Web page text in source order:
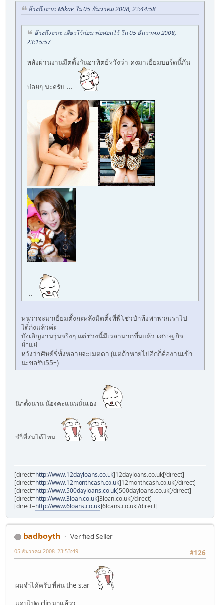
อ้างถึงจาก: Mikae ใน 05 ธันวาคม 2008, 23:44:58
อ้างถึงจาก: เสียวไว้ก่อน พ่อสอนไว้ ใน 05 ธันวาคม 2008,
23:15:57
หลังผ่านงานมีตติ้งวันอาทิตย์หวังว่า คงมาเยี่ยมบอร์ดนี้กัน
บ่อยๆ นะครับ ...
...
หนูว่าจะมาเยี่ยมตั้งกะหลังมีตติ้งที่พี่โชวบักท้งพาพวกเราไป
ไต้ก๋งแล้วค่ะ
บังเอิญงานวุ่นจริงๆ แต่ช่วงนี้มีเวลามากขึ้นแล้ว เศรษฐกิจ
ย่ำแย่
หวังว่าศิษย์พี่ทั้งหลายจะเมตตา (แต่ถ้าหายไปอีกก็คืองานเข้า
นะขอรับ55+)
นึกตั้งนาน น้องคะแนนนั่นเอง
จำี่พี่สนได้ไหม
[direct=http://www.12dayloans.co.uk]12dayloans.co.uk[/direct]
[direct=http://www.12monthcash.co.uk]12monthcash.co.uk[/direct]
[direct=http://www.500dayloans.co.uk]500dayloans.co.uk[/direct]
[direct=http://www.3loan.co.uk]3loan.co.uk[/direct]
[direct=http://www.6loans.co.uk]6loans.co.uk[/direct]
badboyth
Verified Seller
#126
05 ธันวาคม 2008, 23:53:49
ผมจำได้ครับ พี่สน the star